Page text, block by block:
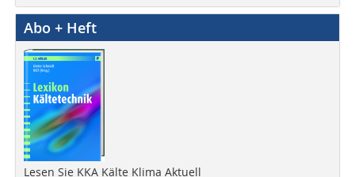
Abo + Heft
Lesen Sie KKA Kälte Klima Aktuell